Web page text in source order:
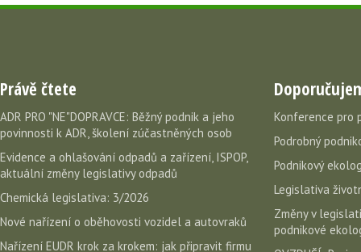
Právě čtete
ADR PRO "NE"DOPRAVCE: Běžný podnik a jeho
povinnosti k ADR, školení zúčastněných osob
Evidence a ohlašování odpadů a zařízení, ISPOP,
aktuální změny legislativy odpadů
Chemická legislativa: 3/2026
Nové nařízení o oběhovosti vozidel a autovraků
Nařízení EUDR krok za krokem: jak připravit firmu
Konference pro
Podrobný
Podnikový
Legislativa
Změny v
podnikové